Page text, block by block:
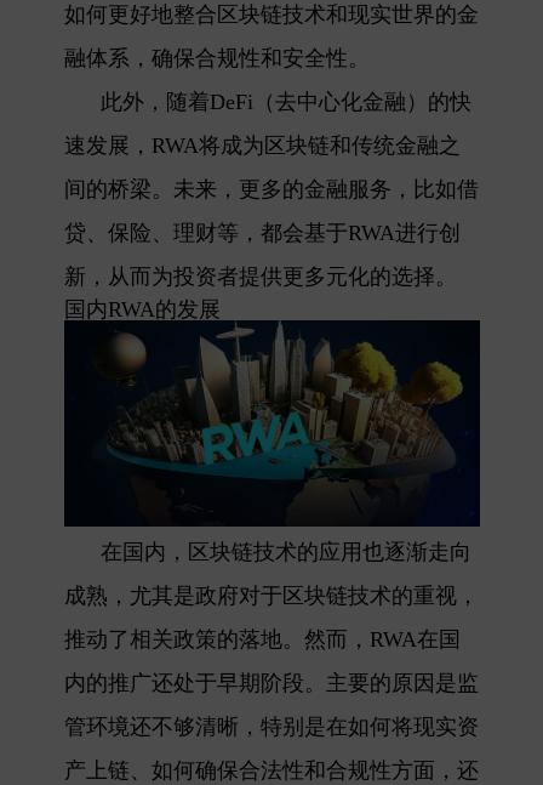
如何更好地整合区块链技术和现实世界的金
融体系，确保合规性和安全性。
此外，随着DeFi（去中心化金融）的快
速发展，RWA将成为区块链和传统金融之
间的桥梁。未来，更多的金融服务，比如借
贷、保险、理财等，都会基于RWA进行创
新，从而为投资者提供更多元化的选择。
国内RWA的发展
在国内，区块链技术的应用也逐渐走向
成熟，尤其是政府对于区块链技术的重视，
推动了相关政策的落地。然而，RWA在国
内的推广还处于早期阶段。主要的原因是监
管环境还不够清晰，特别是在如何将现实资
产上链、如何确保合法性和合规性方面，还